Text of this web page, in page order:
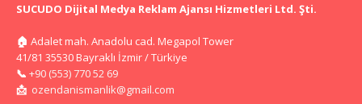
SUCUDO Dijital Medya Reklam Ajansı Hizmetleri Ltd. Şti.
🏠 Adalet mah. Anadolu cad. Megapol Tower
41/81 35530 Bayraklı İzmir / Türkiye
📞 +90 (553) 770 52 69
📩 ozendanismanlik@gmail.com